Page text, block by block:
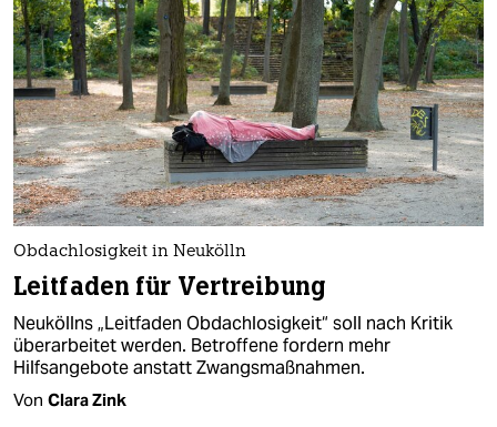
Obdachlosigkeit in Neukölln
Leitfaden für Vertreibung
Neuköllns „Leitfaden Obdachlosigkeit“ soll nach Kritik
überarbeitet werden. Betroffene fordern mehr
Hilfsangebote anstatt Zwangsmaßnahmen.
Von Clara Zink